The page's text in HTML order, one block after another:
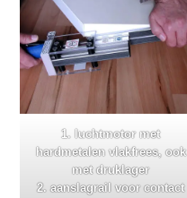
1. luchtmotor met
hardmetalen vlakfrees, ook
met druklager
2. aanslagrail voor contact